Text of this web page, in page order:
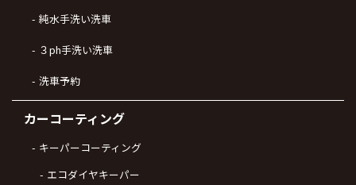
純水手洗い洗車
３ph手洗い洗車
洗車予約
カーコーティング
キーパーコーティング
エコダイヤキーパー